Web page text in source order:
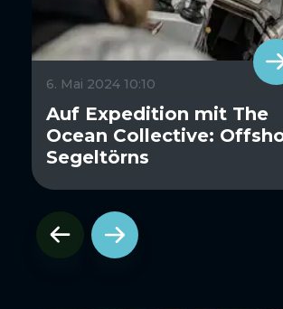
6. Mai 2024 10:10
Auf Expedition mit The
Ocean Collective:
Segeltörns